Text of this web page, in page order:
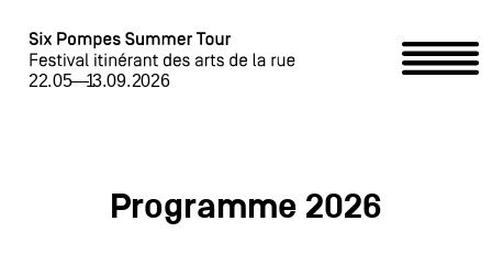
Programme
Programme 2026